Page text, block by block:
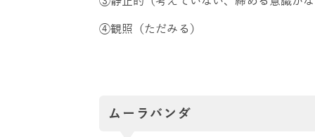
④観照（ただみる）
ムーラバンダ